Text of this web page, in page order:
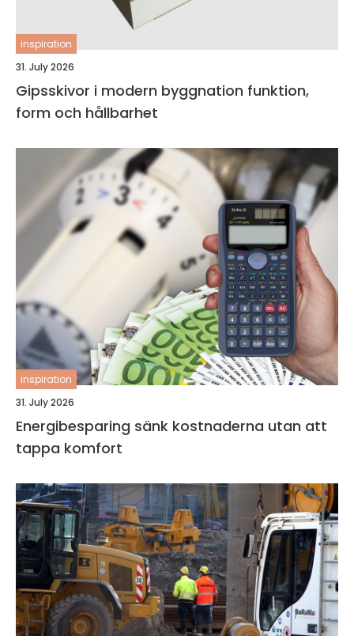
inspiration
31. July 2026
Gipsskivor i modern byggnation funktion,
form och hållbarhet
inspiration
31. July 2026
Energibesparing sänk kostnaderna utan att
tappa komfort